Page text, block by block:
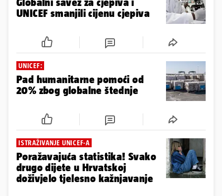
UNICEF smanjili cijenu cjepiva
UNICEF:
Pad humanitarne pomoći od
20% zbog globalne štednje
ISTRAŽIVANJE UNICEF-A
Poražavajuća statistika! Svako
drugo dijete u Hrvatskoj
doživjelo tjelesno kažnjavanje